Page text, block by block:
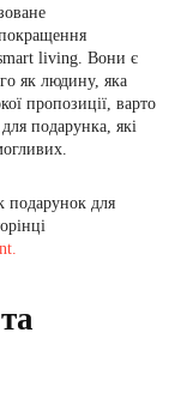
smart living. Вони є
як людину, яка
пропозиції, варто
подарунка, які
подарунок для